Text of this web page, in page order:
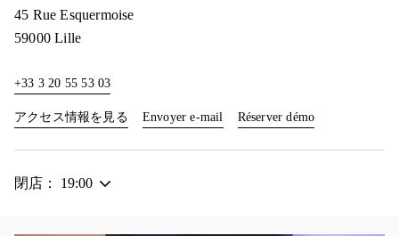
45 Rue Esquermoise
59000 Lille
+33 3 20 55 53 03
アクセス情報を見る Link Opens in New Tab
Envoyer e-mail Réserver démo
閉店： 19:00